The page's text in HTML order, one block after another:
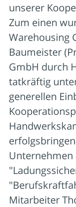
unserer
Zum einen
Warehousing
Baumeister
GmbH durch
tatkräftig
generellen
Unternehmen
Mitarbeiter